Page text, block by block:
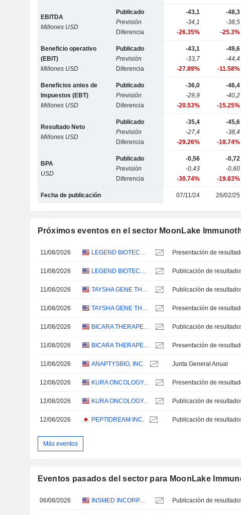
EBITDA
Millones USD
Publicado
Previsión
Diferencia
-43,1
-34,1
-26.35%
-48,3
-38,5
-25.3%
Beneficio operativo
(EBIT)
Millones USD
Publicado
Previsión
Diferencia
-43,1
-33,7
-27.89%
-49,6
-44,4
-11.58%
Beneficios antes de
Impuestos (EBT)
Millones USD
Publicado
Previsión
Diferencia
-36,0
-29,9
-20.53%
-46,4
-40,2
-15.25%
Resultado Neto
Millones USD
Publicado
Previsión
Diferencia
-35,4
-27,4
-29.26%
-45,6
-38,4
-18.74%
BPA
USD
Publicado
Previsión
Diferencia
-0,56
-0,43
-30.74%
-0,72
-0,60
-19.83%
Fecha de publicación 07/11/24 26/02/25
Próximos eventos en el sector MoonLake
11/08/2026 LEGEND BIOTECH CORPORATION Presentación de
11/08/2026 LEGEND BIOTECH CORPORATION
11/08/2026 TAYSHA GENE THERAPIES, INC.
11/08/2026 TAYSHA GENE THERAPIES, INC. Presentación de
11/08/2026 BICARA THERAPEUTICS INC.
11/08/2026 BICARA THERAPEUTICS INC. Presentación de
11/08/2026 ANAPTYSBIO, INC. Junta General Anual
12/08/2026 KURA ONCOLOGY, INC. Presentación de
12/08/2026 KURA ONCOLOGY, INC.
12/08/2026 PEPTIDREAM INC.
Más eventos
Eventos pasados del sector para MoonLake
06/08/2026 INSMED INCORPORATED